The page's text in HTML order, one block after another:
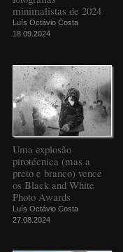
minimalistas de 2024
Luís Octávio Costa
18.09.2024
Uma explosão
pirotécnica (mas a
preto e branco) vence
os Black and White
Photo Awards
Luís Octávio Costa
27.08.2024